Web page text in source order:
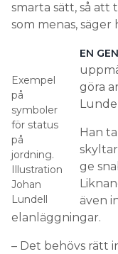
smarta sätt, så att
som menas, säger
Exempel
på
symboler
för status
på
jordning.
Illustration
Johan
Lundell
EN
göra
Han
ge
även
elanläggningar.
– Det behövs rätt